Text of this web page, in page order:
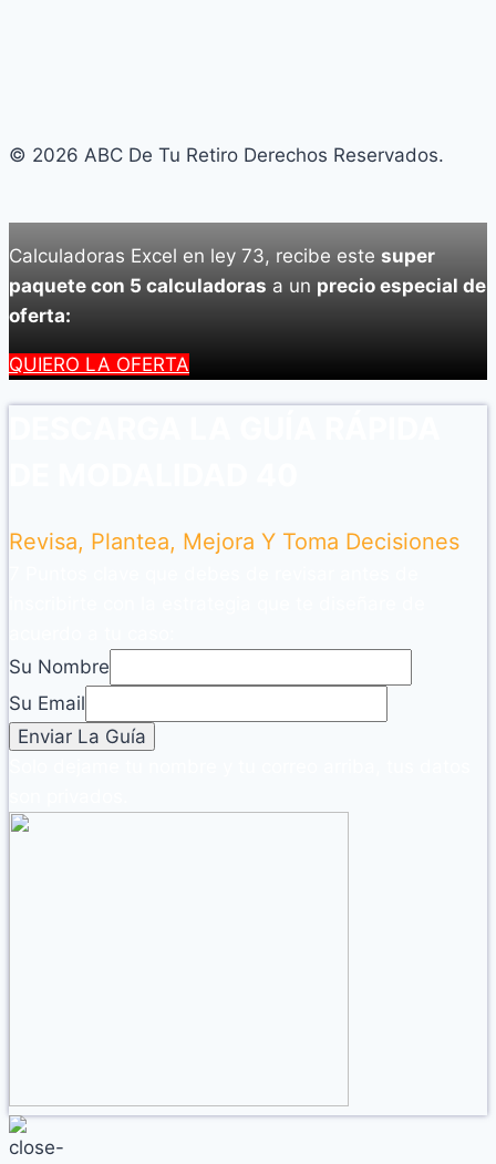
© 2026 ABC De Tu Retiro Derechos Reservados.
Calculadoras Excel en ley 73, recibe este super
paquete con 5 calculadoras a un precio especial de
oferta:
QUIERO LA OFERTA
Revisa, Plantea, Mejora Y Toma Decisiones
Su Nombre
Su Email